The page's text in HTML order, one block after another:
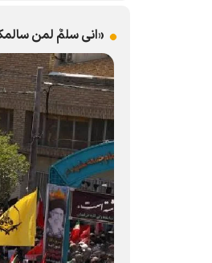
«انی سلمٌ لمن